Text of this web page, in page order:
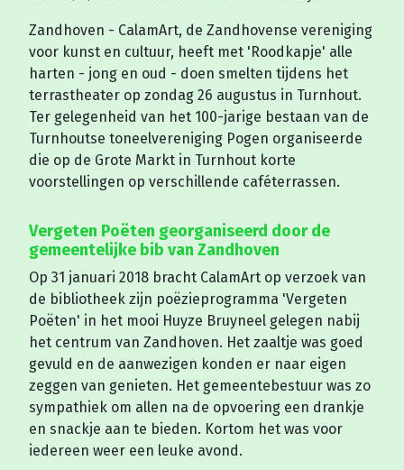
Zandhoven - CalamArt, de Zandhovense vereniging
voor kunst en cultuur, heeft met 'Roodkapje' alle
harten - jong en oud - doen smelten tijdens het
terrastheater op zondag 26 augustus in Turnhout.
Ter gelegenheid van het 100-jarige bestaan van de
Turnhoutse toneelvereniging Pogen organiseerde
die op de Grote Markt in Turnhout korte
voorstellingen op verschillende caféterrassen.
Vergeten Poëten georganiseerd door de
gemeentelijke bib van Zandhoven
Op 31 januari 2018 bracht CalamArt op verzoek van
de bibliotheek zijn poëzieprogramma 'Vergeten
Poëten' in het mooi Huyze Bruyneel gelegen nabij
het centrum van Zandhoven. Het zaaltje was goed
gevuld en de aanwezigen konden er naar eigen
zeggen van genieten. Het gemeentebestuur was zo
sympathiek om allen na de opvoering een drankje
en snackje aan te bieden. Kortom het was voor
iedereen weer een leuke avond.